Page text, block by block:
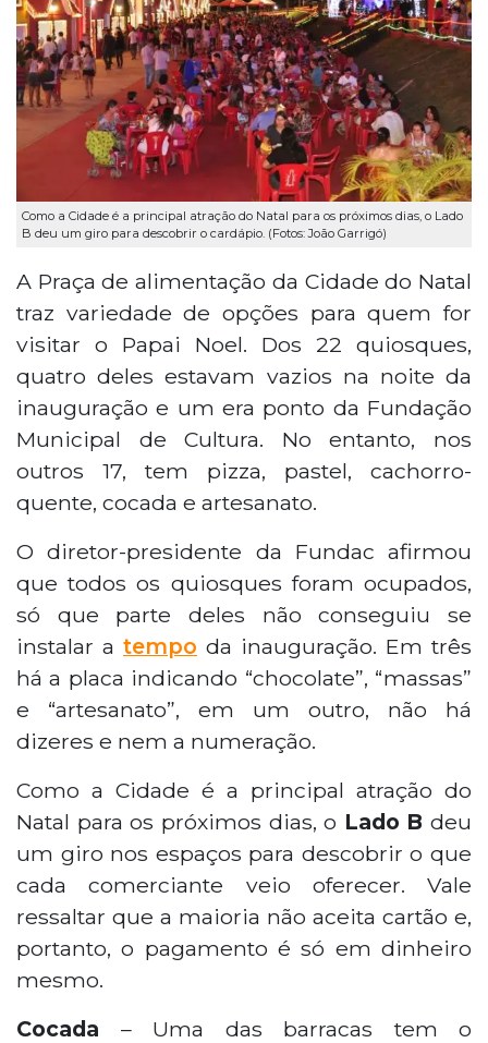
Como a Cidade é a principal atração do Natal para os próximos dias, o Lado
B deu um giro para descobrir o cardápio. (Fotos: João Garrigó)
A Praça de alimentação da Cidade do Natal
traz variedade de opções para quem for
visitar o Papai Noel. Dos 22 quiosques,
quatro deles estavam vazios na noite da
inauguração e um era ponto da Fundação
Municipal de Cultura. No entanto, nos
outros 17, tem pizza, pastel, cachorro-
quente, cocada e artesanato.
O diretor-presidente da Fundac afirmou
que todos os quiosques foram ocupados,
só que parte deles não conseguiu se
instalar a tempo da inauguração. Em três
há a placa indicando “chocolate”, “massas”
e “artesanato”, em um outro, não há
dizeres e nem a numeração.
Como a Cidade é a principal atração do
Natal para os próximos dias, o Lado B deu
um giro nos espaços para descobrir o que
cada comerciante veio oferecer. Vale
ressaltar que a maioria não aceita cartão e,
portanto, o pagamento é só em dinheiro
mesmo.
Cocada – Uma das barracas tem o